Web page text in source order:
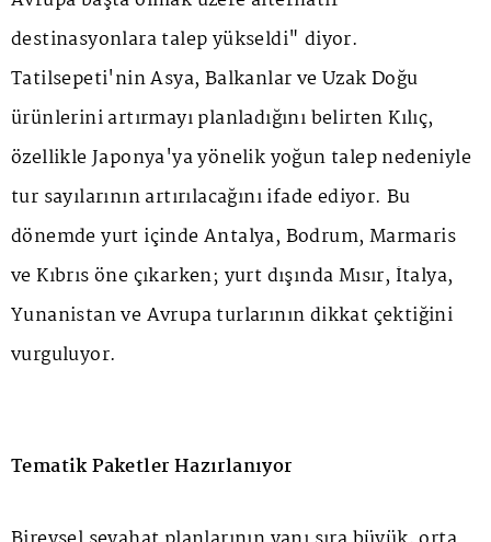
destinasyonlara talep yükseldi" diyor.
Tatilsepeti'nin Asya, Balkanlar ve Uzak Doğu
ürünlerini artırmayı planladığını belirten Kılıç,
özellikle Japonya'ya yönelik yoğun talep nedeniyle
tur sayılarının artırılacağını ifade ediyor. Bu
dönemde yurt içinde Antalya, Bodrum, Marmaris
ve Kıbrıs öne çıkarken; yurt dışında Mısır, İtalya,
Yunanistan ve Avrupa turlarının dikkat çektiğini
vurguluyor.
Tematik Paketler Hazırlanıyor